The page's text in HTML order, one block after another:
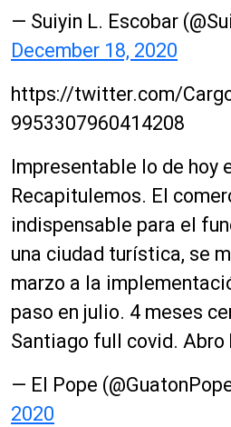
— Suiyin L. Escobar
December 18, 2020
https://twitter.com/
9953307960414208
Impresentable lo de hoy
Recapitulemos. El
indispensable para el
una ciudad turística, se
marzo a la
paso en julio. 4 meses
Santiago full covid. Abro
— El Pope
2020